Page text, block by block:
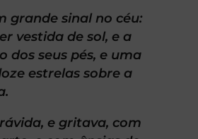
grande sinal no céu:
vestida de sol, e a
dos seus pés, e uma
estrelas sobre a
e gritava, com